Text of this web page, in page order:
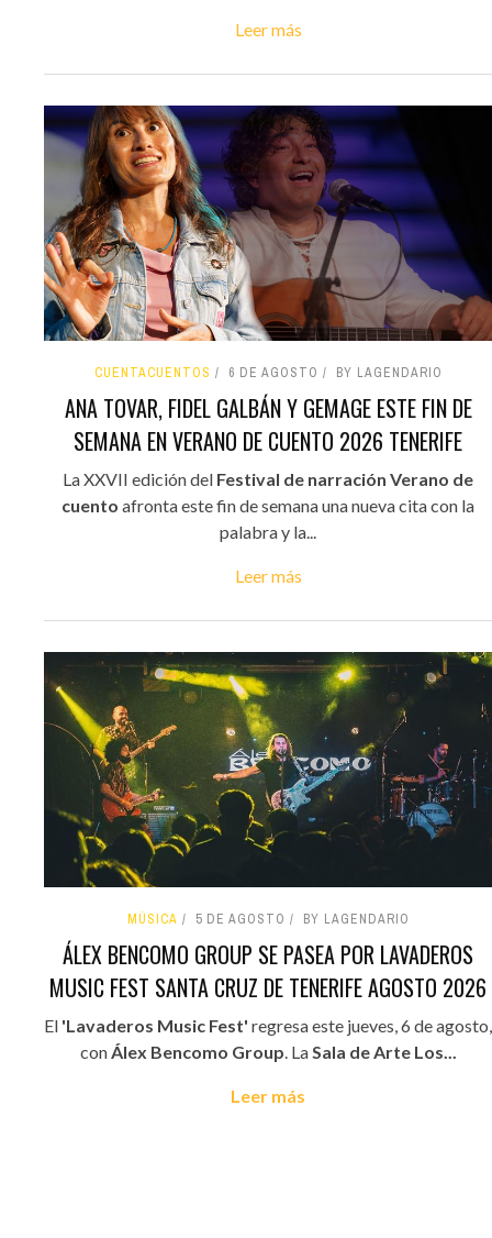
Leer más
CUENTACUENTOS 6 DE AGOSTO BY LAGENDARIO
ANA TOVAR, FIDEL GALBÁN Y GEMAGE ESTE FIN DE
SEMANA EN VERANO DE CUENTO 2026 TENERIFE
La XXVII edición del Festival de narración Verano de
cuento afronta este fin de semana una nueva cita con la
palabra y la...
Leer más
MÚSICA 5 DE AGOSTO BY LAGENDARIO
ÁLEX BENCOMO GROUP SE PASEA POR LAVADEROS
MUSIC FEST SANTA CRUZ DE TENERIFE AGOSTO 2026
El 'Lavaderos Music Fest' regresa este jueves, 6 de agosto,
conÁlex Bencomo Group. LaSala de Arte Los...
Leer más